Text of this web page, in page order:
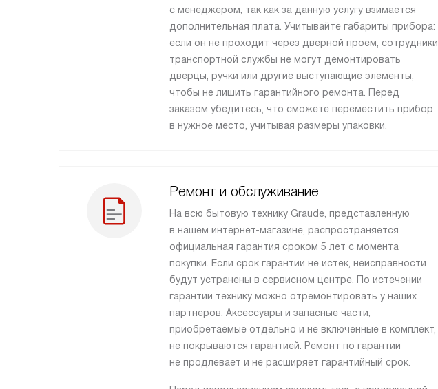
с менеджером, так как за данную услугу взимается
дополнительная плата. Учитывайте габариты прибора:
если он не проходит через дверной проем, сотрудники
транспортной службы не могут демонтировать
дверцы, ручки или другие выступающие элементы,
чтобы не лишить гарантийного ремонта. Перед
заказом убедитесь, что сможете переместить прибор
в нужное место, учитывая размеры упаковки.
Ремонт и обслуживание
На всю бытовую технику Graude, представленную
в нашем интернет-магазине, распространяется
официальная гарантия сроком 5 лет с момента
покупки. Если срок гарантии не истек, неисправности
будут устранены в сервисном центре. По истечении
гарантии технику можно отремонтировать у наших
партнеров. Аксессуары и запасные части,
приобретаемые отдельно и не включенные в комплект,
не покрываются гарантией. Ремонт по гарантии
не продлевает и не расширяет гарантийный срок.